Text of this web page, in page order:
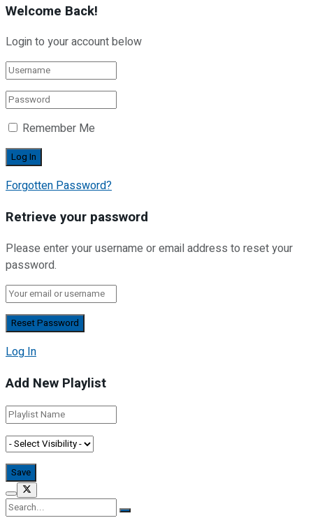
Welcome Back!
Login to your account below
Remember Me
Forgotten Password?
Retrieve your password
Please enter your username or email address to reset your
password.
Log In
Add New Playlist